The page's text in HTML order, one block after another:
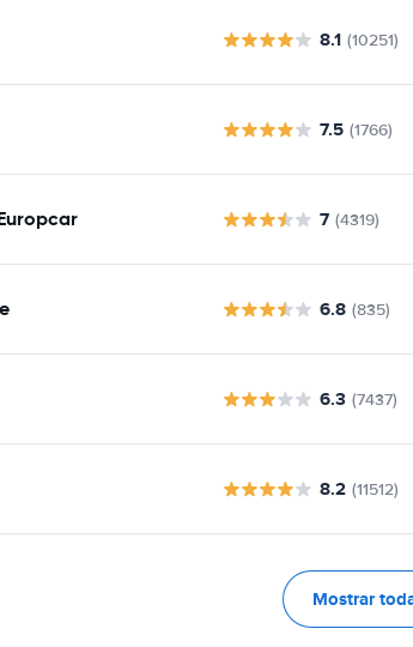
8.1 (10251)
7.5 (1766)
7 (4319)
6.8 (835)
6.3 (7437)
8.2 (11512)
Mostrar